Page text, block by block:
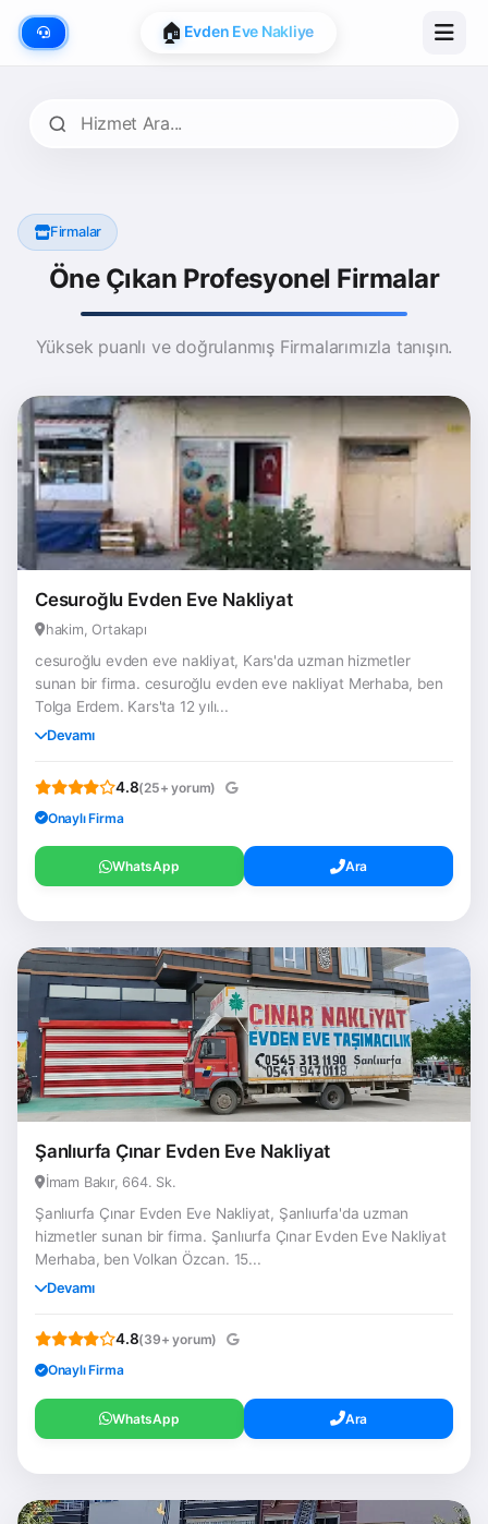
📍Google Map Onaylı
Firmalar
Öne Çıkan Profesyonel Firmalar
Yüksek puanlı ve doğrulanmış Firmalarımızla tanışın.
Cesuroğlu Evden Eve Nakliyat
hakim, Ortakapı
cesuroğlu evden eve nakliyat, Kars'da uzman hizmetler
sunan bir firma. cesuroğlu evden eve nakliyat Merhaba, ben
Tolga Erdem. Kars'ta 12 yılı...
Devamı
4.8(25+ yorum)
Onaylı Firma
WhatsApp Ara
Şanlıurfa Çınar Evden Eve Nakliyat
İmam Bakır, 664. Sk.
Şanlıurfa Çınar Evden Eve Nakliyat, Şanlıurfa'da uzman
hizmetler sunan bir firma. Şanlıurfa Çınar Evden Eve Nakliyat
Merhaba, ben Volkan Özcan. 15...
Devamı
4.8(39+ yorum)
Onaylı Firma
WhatsApp Ara